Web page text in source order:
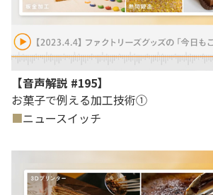
【音声解説 #195】
お菓子で例える加工技術①
ニュースイッチ